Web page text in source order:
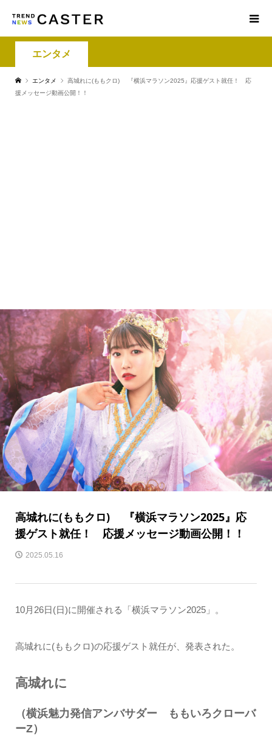
エンタメ
エンタメ
高城れに(ももクロ) 『横浜マラソン2025』応援ゲスト就任！ 応
援メッセージ動画公開！！
高城れに(ももクロ) 『横浜マラソン2025』応
援ゲスト就任！ 応援メッセージ動画公開！！
2025.05.16
10月26日(日)に開催される「横浜マラソン2025」。
高城れに(ももクロ)の応援ゲスト就任が、発表された。
高城れに
（横浜魅力発信アンバサダー ももいろクローバ
ーZ）